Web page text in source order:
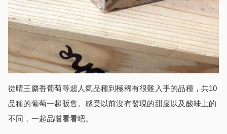
從晴王麝香葡萄等超人氣品種到極稀有很難入手的品種，共10
品種的葡萄一起販售。感受以前沒有發現的甜度以及酸味上的
不同，一起品嚐看看吧。